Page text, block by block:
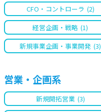
CFO・コントローラ (2)
経営企画・戦略 (1)
新規事業企画・事業開発 (3)
営業・企画系
新規開拓営業 (3)